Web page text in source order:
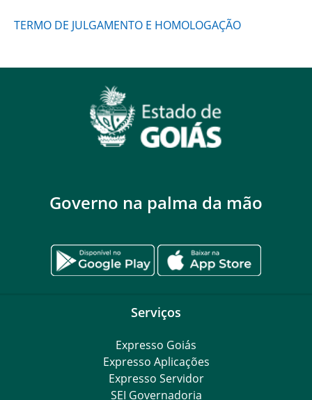
TERMO DE JULGAMENTO E HOMOLOGAÇÃO
Governo na palma da mão
Serviços
Expresso Goiás
Expresso Aplicações
Expresso Servidor
SEI Governadoria